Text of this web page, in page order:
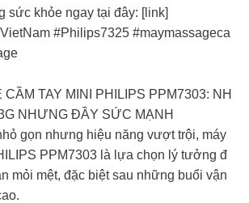
sức khỏe ngay tại đây: [link]
#Philips7325 #maymassageca
CẦM TAY MINI PHILIPS PPM7303: NH
NHƯNG ĐẦY SỨC MẠNH
gọn nhưng hiệu năng vượt trội, máy
PPM7303 là lựa chọn lý tưởng đ
mỏi mệt, đặc biệt sau những buổi vận